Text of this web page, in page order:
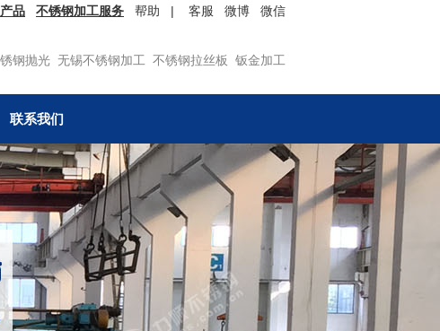
品 不锈钢加工服务 帮助 | 客服 微博 微信
钢抛光 无锡不锈钢加工 不锈钢拉丝板 钣金加工
联系我们